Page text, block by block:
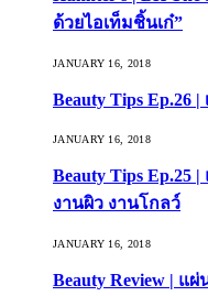
ด้วยไอเท็มชิ้นเก๋”
JANUARY 16, 2018
Beauty Tips Ep.26
JANUARY 16, 2018
Beauty Tips Ep.25
งานผิว งานโกลว์
JANUARY 16, 2018
Beauty Review | แ